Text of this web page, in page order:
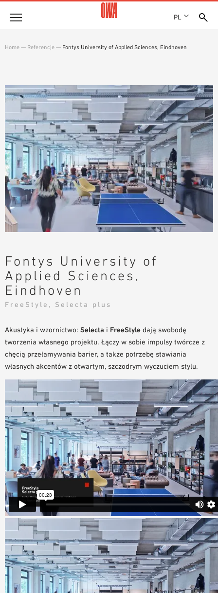
PL
LOKALIZACJE
PRASA
SHOWROOM 7TH FLOOR
PRZEGLĄD PRODUKTÓW
WYSZUKIWANIE Z PRZEWODNIKIEM
WYSZUKIWANIE TECHNICZNE
Rozwiązania
FUNKCJE
OBSZARY ZASTOSOWANIA
Referencje
Doradztwo techniczne
Serwis
TEKSTY PRZETARGOWE
PLIKI DO POBRANIA
DEKLARACJA WŁAŚCIWOŚCI UŻYTKOWYCH (DOP)
NARZĘDZIA DO PROJEKTOWANIA
WIDEO
ZAMÓWIENIE PRÓBKI
Home — Referencje — Fontys University of Applied Sciences, Eindhoven
Fontys University of
Applied Sciences,
Eindhoven
FreeStyle, Selecta plus
Akustyka i wzornictwo: Selecta i FreeStyle dają swobodę
tworzenia własnego projektu. Łączy w sobie impulsy twórcze z
chęcią przełamywania barier, a także potrzebę stawiania
własnych akcentów z otwartym, szczodrym wyczuciem stylu.